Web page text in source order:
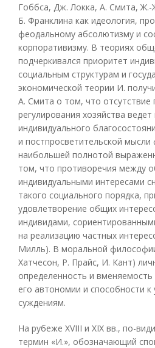
Гоббса, Дж. Локка, А. Смита, Ж.-
Б. Франклина как идеология,
феодальному абсолютизму и
корпоративизму. В теориях
подчеркивался приоритет
социальным структурам и
экономической теории И.
А. Смита о том, что отсутствие
регулирования хозяйства
индивидуального
и постпросветительской мысли
наибольшей полнотой
том, что противоречия между
индивидуальными интересами
такого социального порядка,
удовлетворение общих
индивидами,
на реализацию частных
Милль). В моральной
Хатчесон, Р. Прайс, И. Кант)
определенность и
его автономии и способности к
суждениям.
На рубеже XVIII и XIX вв., по-
термин «И.», обозначающий